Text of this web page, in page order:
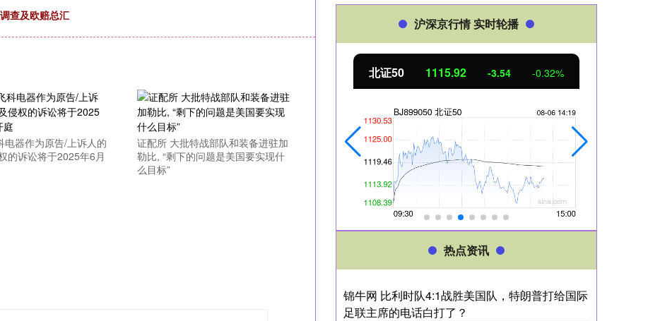
查及欧赔总汇
电器作为原告/上诉人的
的诉讼将于2025年6月
证配所 大批特战部队和装备进驻加
勒比, “剩下的问题是美国要实现什
么目标”
沪深京行情 实时轮播
北证50 1115.92 -3.54 -0.32%
热点资讯
锦牛网 比利时队4:1战胜美国队，特朗普打给国际
足联主席的电话白打了？